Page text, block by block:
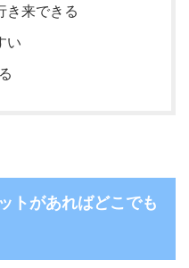
き来できる
い
トがあればどこでも